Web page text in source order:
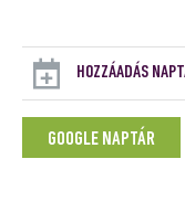
HOZZÁADÁS
GOOGLE NAPTÁR